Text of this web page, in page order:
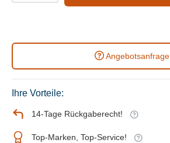
Angebotsanfrage
Ihre Vorteile:
14-Tage Rückgaberecht!
Top-Marken, Top-Service!